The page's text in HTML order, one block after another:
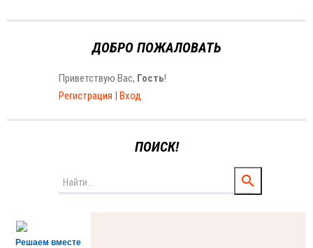
ДОБРО ПОЖАЛОВАТЬ
Приветствую Вас, Гость!
Регистрация | Вход
ПОИСК!
Решаем вместе